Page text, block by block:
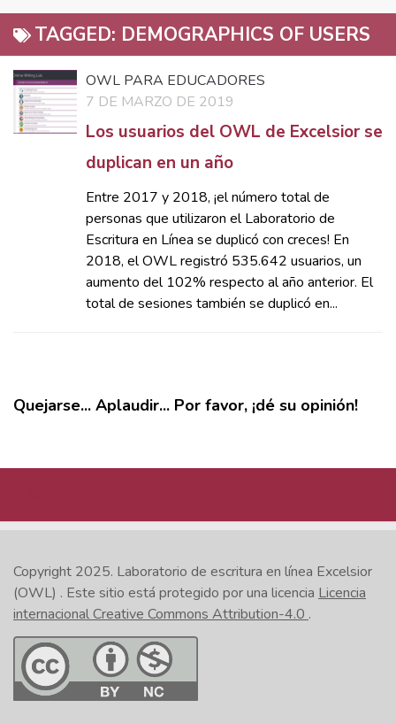
TAGGED: DEMOGRAPHICS OF USERS
OWL PARA EDUCADORES
7 DE MARZO DE 2019
Los usuarios del OWL de Excelsior se
duplican en un año
Entre 2017 y 2018, ¡el número total de
personas que utilizaron el Laboratorio de
Escritura en Línea se duplicó con creces! En
2018, el OWL registró 535.642 usuarios, un
aumento del 102% respecto al año anterior. El
total de sesiones también se duplicó en...
Quejarse... Aplaudir... Por favor, ¡dé su opinión!
Copyright 2025. Laboratorio de escritura en línea Excelsior
(OWL) . Este sitio está protegido por una licencia Licencia
internacional Creative Commons Attribution-4.0 .